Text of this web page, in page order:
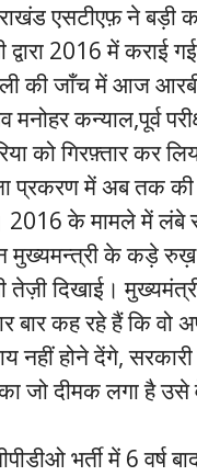
एसटीएफ़ ने बड़ी
2016 में कराई गई
की जाँच में आज
कन्याल,पूर्व
को गिरफ़्तार कर
प्रकरण में अब तक
। 2016 के मामले में
मुख्यमन्त्री के कड़े
तेज़ी दिखाई।
बार कह रहे हैं कि वो
नहीं होने देंगे, सरकारी
का जो दीमक लगा है
भर्ती में 6 वर्ष